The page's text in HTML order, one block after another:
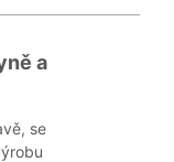
a
se